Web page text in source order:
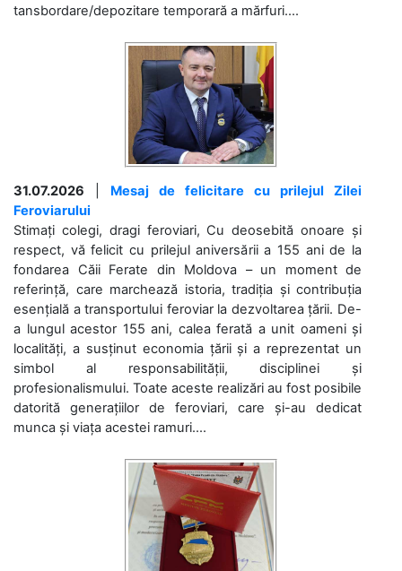
tansbordare/depozitare temporară a mărfuri....
31.07.2026
Mesaj de felicitare cu prilejul Zilei
Feroviarului
Stimați colegi, dragi feroviari, Cu deosebită onoare și
respect, vă felicit cu prilejul aniversării a 155 ani de la
fondarea Căii Ferate din Moldova – un moment de
referință, care marchează istoria, tradiția și contribuția
esențială a transportului feroviar la dezvoltarea țării. De-
a lungul acestor 155 ani, calea ferată a unit oameni și
localități, a susținut economia țării și a reprezentat un
simbol al responsabilității, disciplinei și
profesionalismului. Toate aceste realizări au fost posibile
datorită generațiilor de feroviari, care și-au dedicat
munca și viața acestei ramuri....